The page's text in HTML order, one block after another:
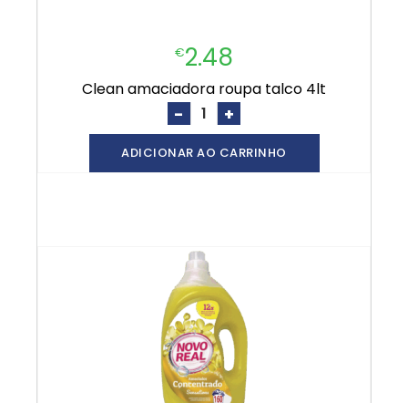
€2.48
clean amaciadora roupa talco 4lt
- +
ADICIONAR AO CARRINHO